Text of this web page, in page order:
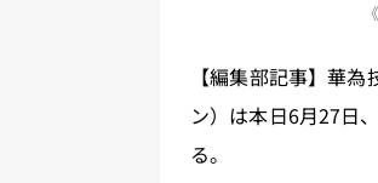
[ 2026
o
d
s
k
e
b
【編集部記事】華
ン）は本日6月27日
る。